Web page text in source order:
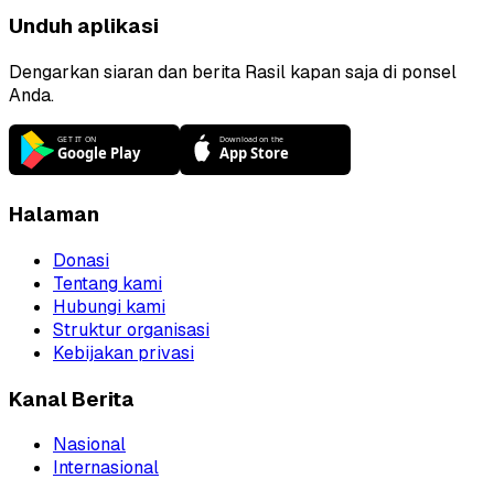
Unduh aplikasi
Dengarkan siaran dan berita Rasil kapan saja di ponsel
Anda.
Halaman
Donasi
Tentang kami
Hubungi kami
Struktur organisasi
Kebijakan privasi
Kanal Berita
Nasional
Internasional